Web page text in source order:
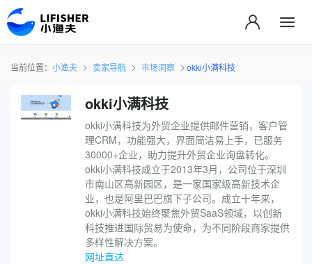
当前位置： 小渔夫 卖家导航 市场洞察 okki小满科技
okki小满科技
okki小满科技为外贸企业提供邮件营销，客户管
理CRM，功能强大，界面简洁易上手，已服务
30000+企业，助力提升外贸企业询盘转化。
okki小满科技成立于2013年3月，公司位于深圳
市南山区高新园区，是一家国家级高新技术企
业，也是阿里巴巴旗下子公司。成立十年来，
okki小满科技始终聚焦外贸SaaS领域，以创新
科技推进国际贸易为使命，为不同阶段商家提供
多样性解决方案。
网址直达